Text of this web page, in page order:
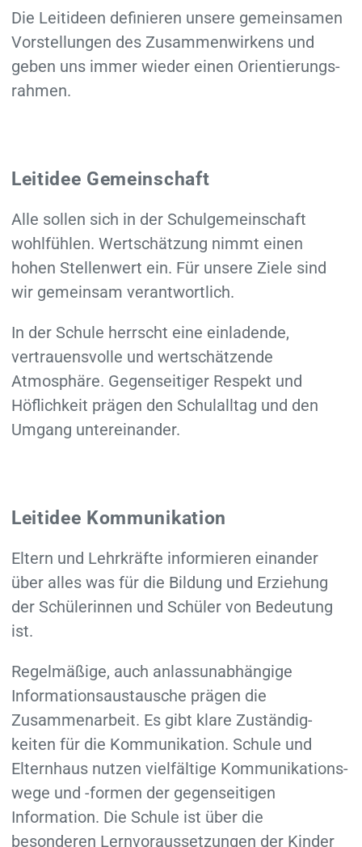
Die Leitideen definieren unsere gemeinsamen
Vorstellungen des Zusammen­wirkens und
geben uns immer wieder einen Orientierungs­
rahmen.
Leitidee Gemeinschaft
Alle sollen sich in der Schul­gemeinschaft
wohlfühlen. Wert­schätzung nimmt einen
hohen Stellen­wert ein. Für unsere Ziele sind
wir gemeinsam verantwortlich.
In der Schule herrscht eine einladende,
vertrauens­volle und wertschätzende
Atmosphäre. Gegenseitiger Respekt und
Höflichkeit prägen den Schul­alltag und den
Umgang untereinander.
Leitidee Kommunikation
Eltern und Lehrkräfte informieren einander
über alles was für die Bildung und Erziehung
der Schülerinnen und Schüler von Bedeutung
ist.
Regelmäßige, auch anlass­unabhängige
Informations­austausche prägen die
Zusammen­arbeit. Es gibt klare Zuständig­
keiten für die Kommunikation. Schule und
Eltern­haus nutzen vielfältige Kommunikations­
wege und -formen der gegen­seitigen
Information. Die Schule ist über die
besonderen Lern­voraussetzungen der Kinder